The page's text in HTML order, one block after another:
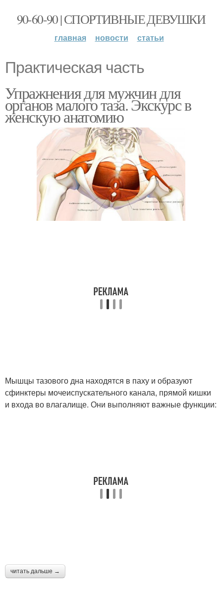
90-60-90 | СПОРТИВНЫЕ ДЕВУШКИ
главная новости статьи
Практическая часть
Упражнения для мужчин для
органов малого таза. Экскурс в
женскую анатомию
Мышцы тазового дна находятся в паху и образуют
сфинктеры мочеиспускательного канала, прямой кишки
и входа во влагалище. Они выполняют важные функции:
читать дальше →